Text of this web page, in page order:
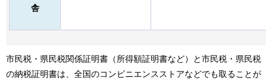
舎
市民税・県民税関係証明書（所得額証明書など）と市民税・県民税
の納税証明書は、全国のコンビニエンスストアなどでも取ることが